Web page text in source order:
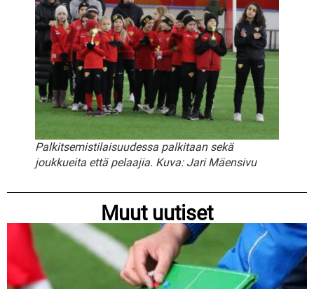
Palkitsemistilaisuudessa palkitaan sekä
joukkueita että pelaajia. Kuva: Jari Mäensivu
Muut uutiset